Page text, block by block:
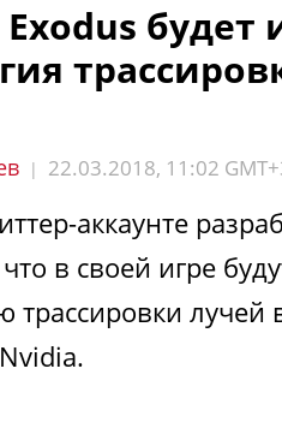
будет
| 22.03.2018, 11:02
аккаунте
в своей игре
трассировки